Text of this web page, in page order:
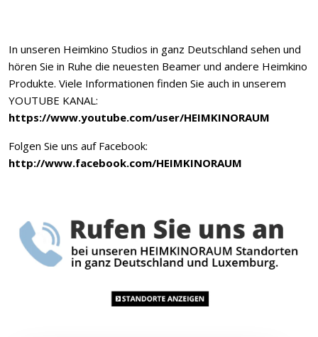
In unseren Heimkino Studios in ganz Deutschland sehen und
hören Sie in Ruhe die neuesten Beamer und andere Heimkino
Produkte. Viele Informationen finden Sie auch in unserem
YOUTUBE KANAL:
https://www.youtube.com/user/HEIMKINORAUM
Folgen Sie uns auf Facebook:
http://www.facebook.com/HEIMKINORAUM